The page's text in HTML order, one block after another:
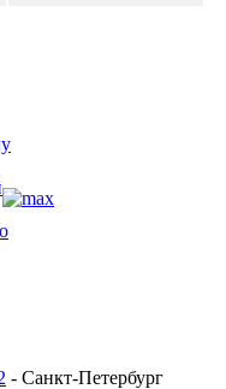
- Санкт-Петербург